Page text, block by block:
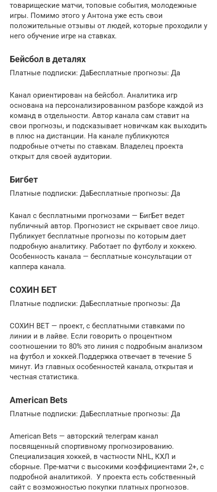
товарищеские матчи, топовые события, молодежные
игры. Помимо этого у Антона уже есть свои
положительные отзывы от людей, которые проходили у
него обучение игре на ставках.
Бейсбол в деталях
Платные подписки: ДаБесплатные прогнозы: Да
Канал ориентирован на бейсбол. Аналитика игр
основана на персонализированном разборе каждой из
команд в отдельности. Автор канала сам ставит на
свои прогнозы, и подсказывает новичкам как выходить
в плюс на дистанции. На канале публикуются
подробные отчеты по ставкам. Владелец проекта
открыт для своей аудитории.
Бигбет
Платные подписки: ДаБесплатные прогнозы: Да
Канал с бесплатными прогнозами — БигБет ведет
публичный автор. Прогнозист не скрывает свое лицо.
Публикует бесплатные прогнозы по которым дает
подробную аналитику. Работает по футболу и хоккею.
Особенность канала — бесплатные консультации от
каппера канала.
СОХИН БЕТ
Платные подписки: ДаБесплатные прогнозы: Да
СОХИН BET — проект, с бесплатными ставками по
линии и в лайве. Если говорить о процентном
соотношении то 80% это линия с подробным анализом
на футбол и хоккей.Поддержка отвечает в течение 5
минут. Из главных особенностей канала, открытая и
честная статистика.
American Bets
Платные подписки: ДаБесплатные прогнозы: Да
American Bets — авторский телеграм канал
посвященный спортивному прогнозированию.
Специализация хоккей, в частности NHL, КХЛ и
сборные. Пре-матчи с высокими коэффициентами 2+, с
подробной аналитикой. У проекта есть собственный
сайт с возможностью покупки платных прогнозов.